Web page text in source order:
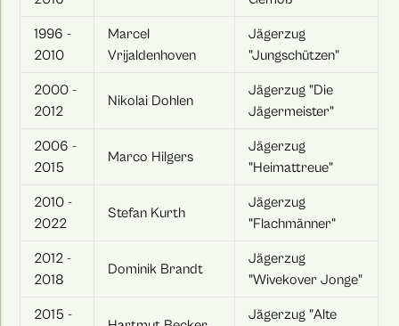
1996 -
2010
Marcel
Vrijaldenhoven
Jägerzug
"Jungschützen"
2000 -
2012
Nikolai Dohlen
Jägerzug "Die
Jägermeister"
2006 -
2015
Marco Hilgers
Jägerzug
"Heimattreue"
2010 -
2022
Stefan Kurth
Jägerzug
"Flachmänner"
2012 -
2018
Dominik Brandt
Jägerzug
"Wivekover Jonge"
2015 -
Jägerzug "Alte